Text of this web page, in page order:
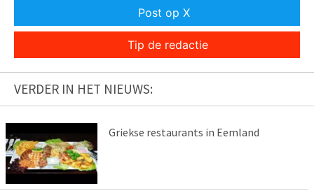
Post op X
Tip de redactie
VERDER IN HET NIEUWS:
Griekse restaurants in Eemland